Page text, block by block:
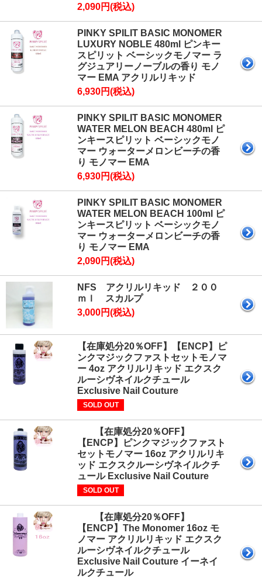
2,090円(税込)
PINKY SPILIT BASIC MONOMER
LUXURY NOBLE 480ml ピンキー
スピリット ベーシックモノマー ラ
グジュアリーノーブルの香り モノ
マー EMA アクリルリキッド
6,930円(税込)
PINKY SPILIT BASIC MONOMER
WATER MELON BEACH 480ml ピ
ンキースピリット ベーシックモノ
マー ウォーターメロンビーチの香
り モノマー EMA
6,930円(税込)
PINKY SPILIT BASIC MONOMER
WATER MELON BEACH 100ml ピ
ンキースピリット ベーシックモノ
マー ウォーターメロンビーチの香
り モノマー EMA
2,090円(税込)
NFS アクリルリキッド ２００
ｍｌ スカルプ
3,000円(税込)
【在庫処分20％OFF】【ENCP】ピ
ンクマジックファストセットモノマ
ー 4oz アクリルリキッド エクスク
ルーシヴネイルクチュール
Exclusive Nail Couture
SOLD OUT
【在庫処分20％OFF】
【ENCP】ピンクマジックファスト
セットモノマー 16oz アクリルリキ
ッド エクスクルーシヴネイルクチ
ュール Exclusive Nail Couture
SOLD OUT
【在庫処分20％OFF】
【ENCP】The Monomer 16oz モ
ノマー アクリルリキッド エクスク
ルーシヴネイルクチュール
Exclusive Nail Couture イーネイ
ルクチュール